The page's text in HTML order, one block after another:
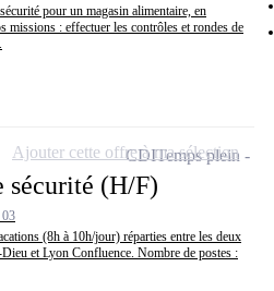
pour un magasin alimentaire, en
missions : effectuer les contrôles et rondes de
sécurité (H/F)
(8h à 10h/jour) réparties entre les deux
et Lyon Confluence. Nombre de postes :
CDITemps plein
Ajouter cette offre à ma sélection